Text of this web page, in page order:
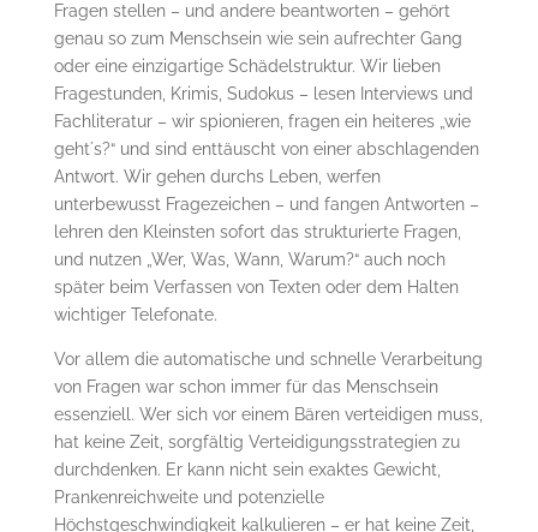
Fragen stellen – und andere beantworten – gehört
genau so zum Menschsein wie sein aufrechter Gang
oder eine einzigartige Schädelstruktur. Wir lieben
Fragestunden, Krimis, Sudokus – lesen Interviews und
Fachliteratur – wir spionieren, fragen ein heiteres „wie
geht´s?“ und sind enttäuscht von einer abschlagenden
Antwort. Wir gehen durchs Leben, werfen
unterbewusst Fragezeichen – und fangen Antworten –
lehren den Kleinsten sofort das strukturierte Fragen,
und nutzen „Wer, Was, Wann, Warum?“ auch noch
später beim Verfassen von Texten oder dem Halten
wichtiger Telefonate.
Vor allem die automatische und schnelle Verarbeitung
von Fragen war schon immer für das Menschsein
essenziell. Wer sich vor einem Bären verteidigen muss,
hat keine Zeit, sorgfältig Verteidigungsstrategien zu
durchdenken. Er kann nicht sein exaktes Gewicht,
Prankenreichweite und potenzielle
Höchstgeschwindigkeit kalkulieren – er hat keine Zeit,